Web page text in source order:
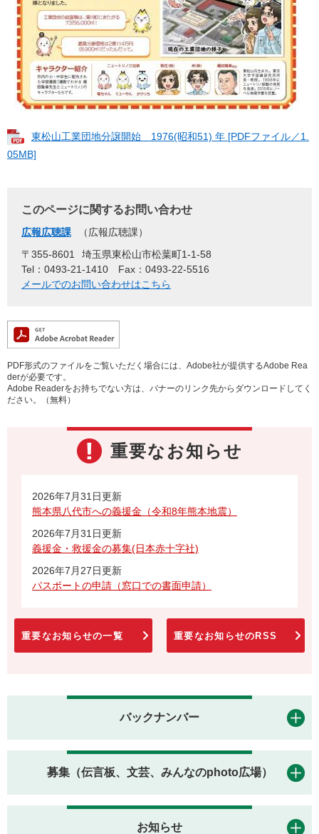
​​東松山工業団地分譲開始 1976(昭和51) 年 [PDFファイル／1.
05MB]
このページに関するお問い合わせ
広報広聴課
広報広聴課
〒355-8601
埼玉県東松山市松葉町1-1-58
Tel：0493-21-1410
Fax：0493-22-5516
メールでのお問い合わせはこちら
PDF形式のファイルをご覧いただく場合には、Adobe社が提供するAdobe Rea
derが必要です。
Adobe Readerをお持ちでない方は、バナーのリンク先からダウンロードしてく
ださい。（無料）
重要なお知らせ
2026年7月31日更新
熊本県八代市への義援金（令和8年熊本地震）
2026年7月31日更新
義援金・救援金の募集(日本赤十字社)
2026年7月27日更新
パスポートの申請（窓口での書面申請）
重要なお知らせの一覧 重要なお知らせのRSS
バックナンバー
募集（伝言板、文芸、みんなのphoto広場）
お知らせ